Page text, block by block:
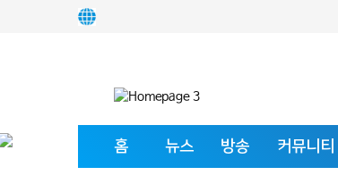
홈 뉴스 방송 커뮤니티